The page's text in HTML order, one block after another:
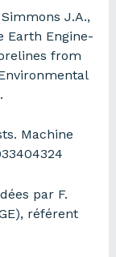
J.A.,
Earth Engine-
from
Machine
par F.
référent